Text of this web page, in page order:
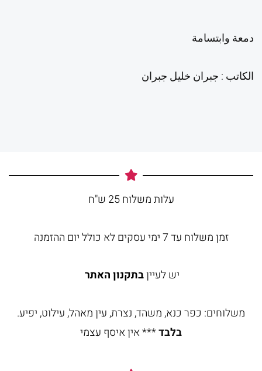
دمعة وابتسامة
الكاتب : جبران خليل جبران
עלות משלוח 25 ש"ח
זמן משלוח עד 7 ימי עסקים לא כולל יום ההזמנה
יש לעייןבתקנון האתר
משלוחים: כפר כנא, משהד, נצרת, עין מאהל, עילוט, יפיע.
בלבד*** אין איסף עצמי